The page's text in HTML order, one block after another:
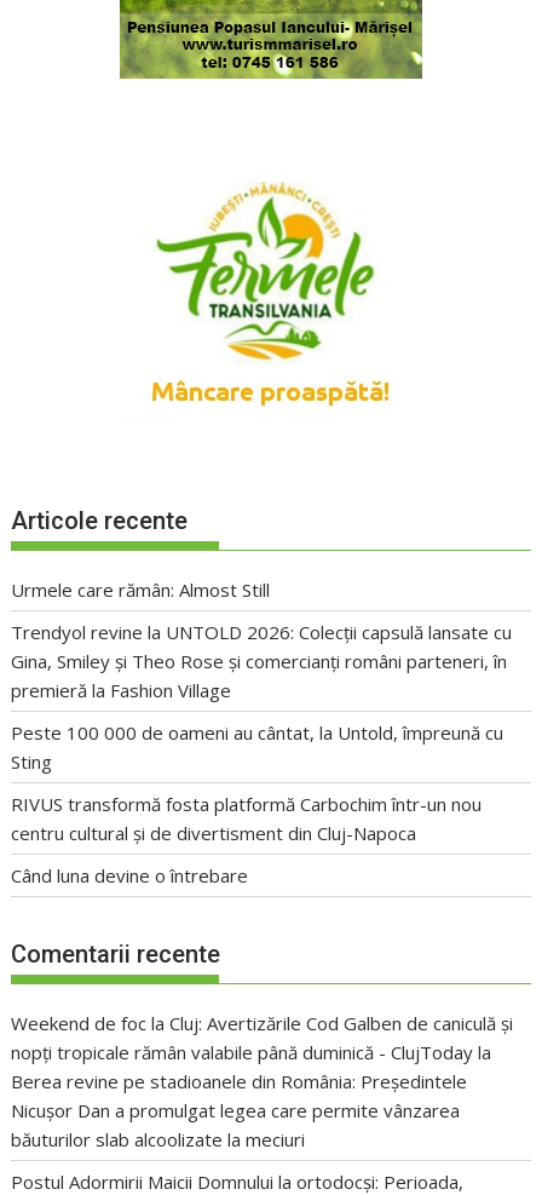
Articole recente
Urmele care rămân: Almost Still
Trendyol revine la UNTOLD 2026: Colecții capsulă lansate cu
Gina, Smiley și Theo Rose și comercianți români parteneri, în
premieră la Fashion Village
Peste 100 000 de oameni au cântat, la Untold, împreună cu
Sting
RIVUS transformă fosta platformă Carbochim într-un nou
centru cultural și de divertisment din Cluj-Napoca
Când luna devine o întrebare
Comentarii recente
Weekend de foc la Cluj: Avertizările Cod Galben de caniculă și
nopți tropicale rămân valabile până duminică - ClujToday la
Berea revine pe stadioanele din România: Președintele
Nicușor Dan a promulgat legea care permite vânzarea
băuturilor slab alcoolizate la meciuri
Postul Adormirii Maicii Domnului la ortodocși: Perioada,